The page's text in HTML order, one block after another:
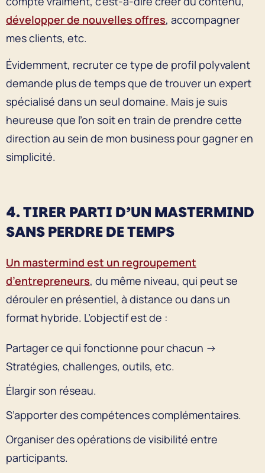
développer de nouvelles offres, accompagner
mes clients, etc.
Évidemment, recruter ce type de profil polyvalent
demande plus de temps que de trouver un expert
spécialisé dans un seul domaine. Mais je suis
heureuse que l’on soit en train de prendre cette
direction au sein de mon business pour gagner en
simplicité.
4. TIRER PARTI D’UN MASTERMIND
SANS PERDRE DE TEMPS
Un mastermind est un regroupement
d’entrepreneurs, du même niveau, qui peut se
dérouler en présentiel, à distance ou dans un
format hybride. L’objectif est de :
Partager ce qui fonctionne pour chacun →
Stratégies, challenges, outils, etc.
Élargir son réseau.
S’apporter des compétences complémentaires.
Organiser des opérations de visibilité entre
participants.